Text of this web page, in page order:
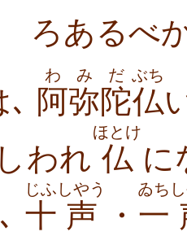
ろあるべ
阿
わ
弥陀
みだ
仏
ぶち
われ 仏
ほとけ
に
､ 十
じふ
声
しやう
・ 一
ゐち